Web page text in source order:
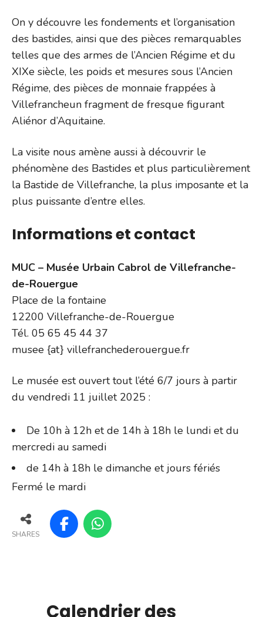
On y découvre les fondements et l’organisation
des bastides, ainsi que des pièces remarquables
telles que des armes de l’Ancien Régime et du
XIXe siècle, les poids et mesures sous l’Ancien
Régime, des pièces de monnaie frappées à
Villefrancheun fragment de fresque figurant
Aliénor d’Aquitaine.
La visite nous amène aussi à découvrir le
phénomène des Bastides et plus particulièrement
la Bastide de Villefranche, la plus imposante et la
plus puissante d’entre elles.
Informations et contact
MUC – Musée Urbain Cabrol de Villefranche-
de-Rouergue
Place de la fontaine
12200 Villefranche-de-Rouergue
Tél. 05 65 45 44 37
musee {at} villefranchederouergue.fr
Le musée est ouvert tout l’été 6/7 jours à partir
du vendredi 11 juillet 2025 :
De 10h à 12h et de 14h à 18h le lundi et du
mercredi au samedi
de 14h à 18h le dimanche et jours fériés
Fermé le mardi
SHARES
Calendrier des